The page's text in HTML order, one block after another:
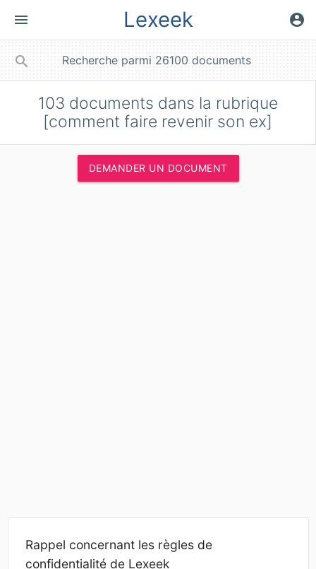
menu Lexeek account_circle
search
103 documents dans la rubrique
[comment faire revenir son ex]
DEMANDER UN DOCUMENT
Rappel concernant les règles de
confidentialité de Lexeek